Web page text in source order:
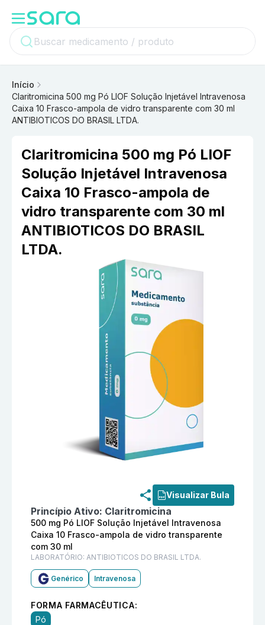
Início
Claritromicina 500 mg Pó LIOF Solução Injetável Intravenosa
Caixa 10 Frasco-ampola de vidro transparente com 30 ml
ANTIBIOTICOS DO BRASIL LTDA.
Claritromicina 500 mg Pó LIOF
Solução Injetável Intravenosa
Caixa 10 Frasco-ampola de
vidro transparente com 30 ml
ANTIBIOTICOS DO BRASIL
LTDA.
Informações detalhadas do produtoClaritromicina
Visualizar Bula
Princípio Ativo: Claritromicina
500 mg Pó LIOF Solução Injetável Intravenosa
Caixa 10 Frasco-ampola de vidro transparente
com 30 ml
LABORATÓRIO: ANTIBIOTICOS DO BRASIL LTDA.
Genérico Intravenosa
FORMA FARMACÊUTICA:
Pó